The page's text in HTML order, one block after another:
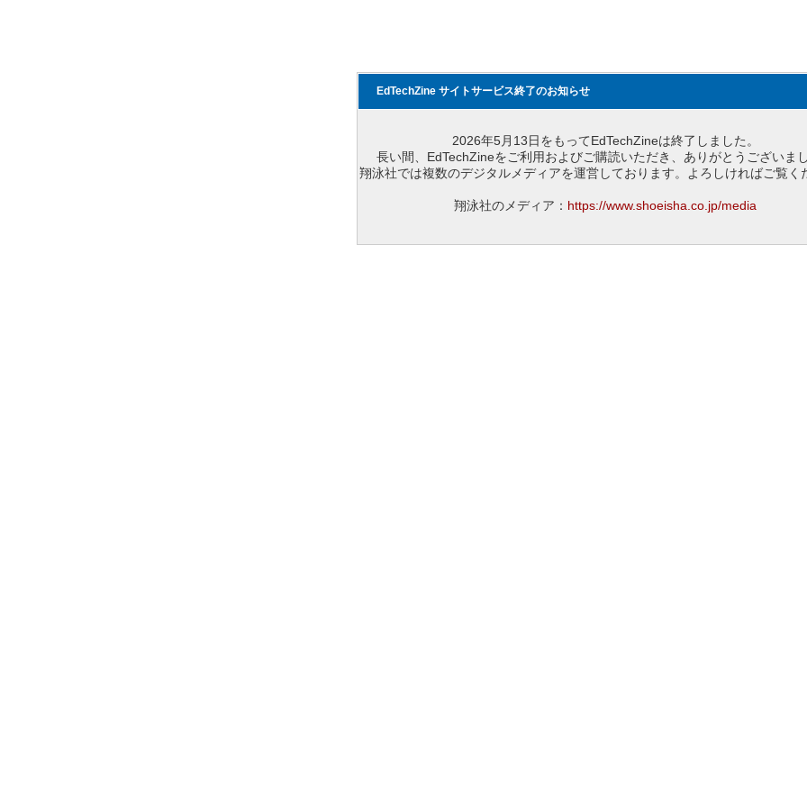
EdTechZine サイトサービス終了のお知らせ
2026年5月13日をもってEdTechZineは終了しました。
長い間、EdTechZineをご利用およびご購読いただき、ありがとうございまし
翔泳社では複数のデジタルメディアを運営しております。よろしければご覧く
翔泳社のメディア： https://www.shoeisha.co.jp/media